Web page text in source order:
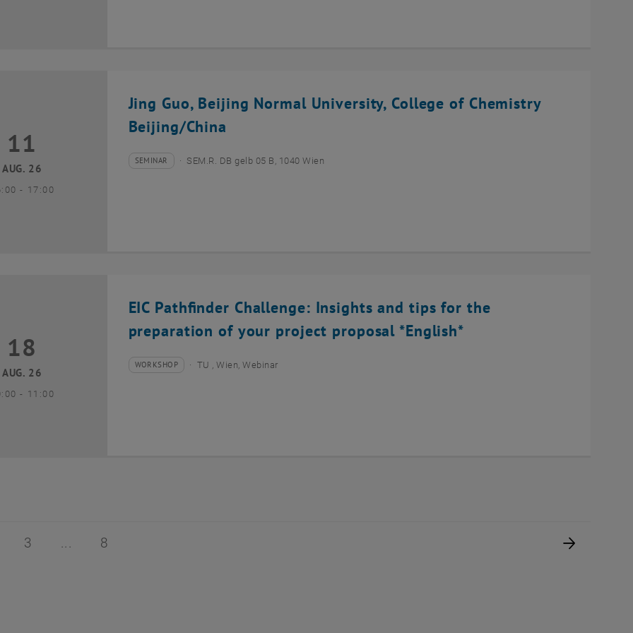
Jing Guo, Beijing Normal University, College of Chemistry
Beijing/China
August 2026
11
AUG. 26
- bis
17:00
Veranstaltungstyp:
SEMINAR
Veranstaltungsort:SEM.R. DB gelb 05 B, 1040 Wien
EIC Pathfinder Challenge: Insights and tips for the
preparation of your project proposal *English*
August 2026
18
AUG. 26
- bis
11:00
Veranstaltungstyp:
WORKSHOP
Veranstaltungsort:TU , Wien, Webinar
8
2 von 8
Seite 3 von 8
3 Seite 8 von 8
8